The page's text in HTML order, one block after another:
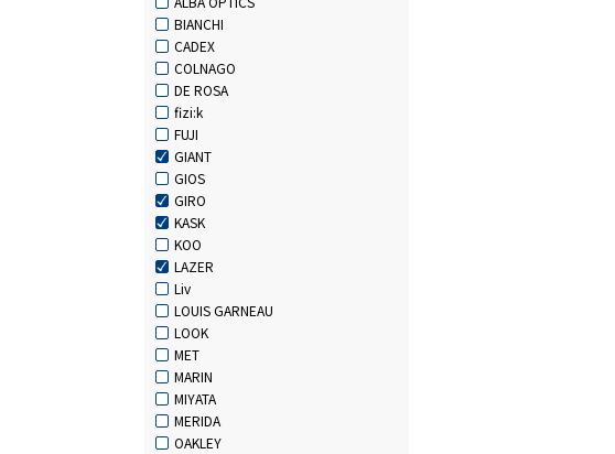
BIANCHI
CADEX
COLNAGO
DE ROSA
fizi:k
FUJI
GIANT
GIOS
GIRO
KASK
KOO
LAZER
Liv
LOUIS GARNEAU
LOOK
MET
MARIN
MIYATA
MERIDA
OAKLEY